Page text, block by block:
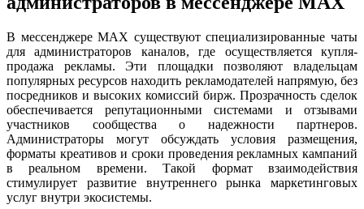
В мессенджере MAX существуют специализированные чаты
для администраторов каналов, где осуществляется купля-
продажа рекламы. Эти площадки позволяют владельцам
популярных ресурсов находить рекламодателей напрямую, без
посредников и высоких комиссий бирж. Прозрачность сделок
обеспечивается репутационными системами и отзывами
участников сообщества о надежности партнеров.
Администраторы могут обсуждать условия размещения,
форматы креативов и сроки проведения рекламных кампаний
в реальном времени. Такой формат взаимодействия
стимулирует развитие внутреннего рынка маркетинговых
услуг внутри экосистемы.